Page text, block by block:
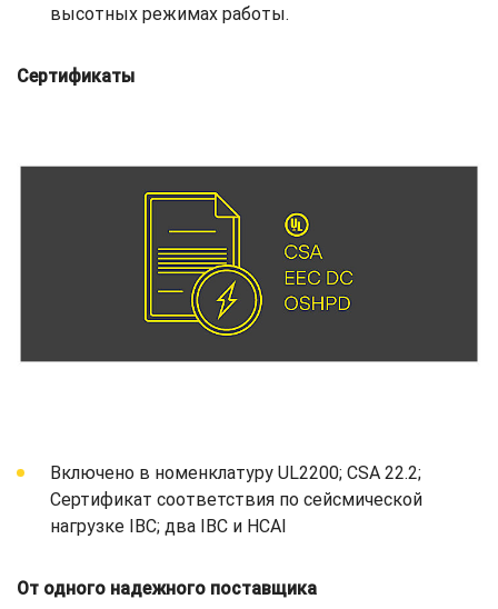
высотных режимах работы.
Сертификаты
Включено в номенклатуру UL2200; CSA 22.2;
Сертификат соответствия по сейсмической
нагрузке IBC; два IBC и HCAI
От одного надежного поставщика